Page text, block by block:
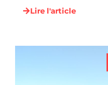
Lire l'article